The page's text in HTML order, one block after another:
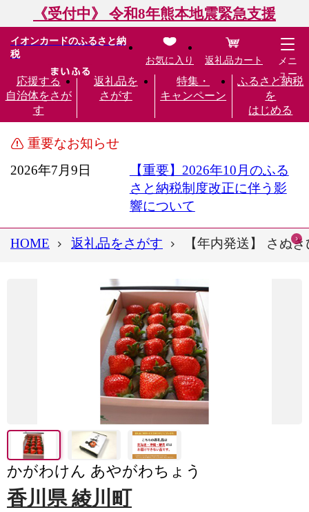
《受付中》 令和8年熊本地震緊急支援
イオンカードのふるさと納
税
応援する
自治体をさが
す
返礼品を
さがす
特集・
キャンペーン
ふるさと納税
を
はじめる
お気に入り 返礼品カート
メニ
ュー
重要なお知らせ
2026年7月9日
【重要】2026年10月のふる
さと納税制度改正に伴う影
響について
HOME 返礼品をさがす 【年内発送】 さぬ
かがわけん あやがわちょう
香川県 綾川町